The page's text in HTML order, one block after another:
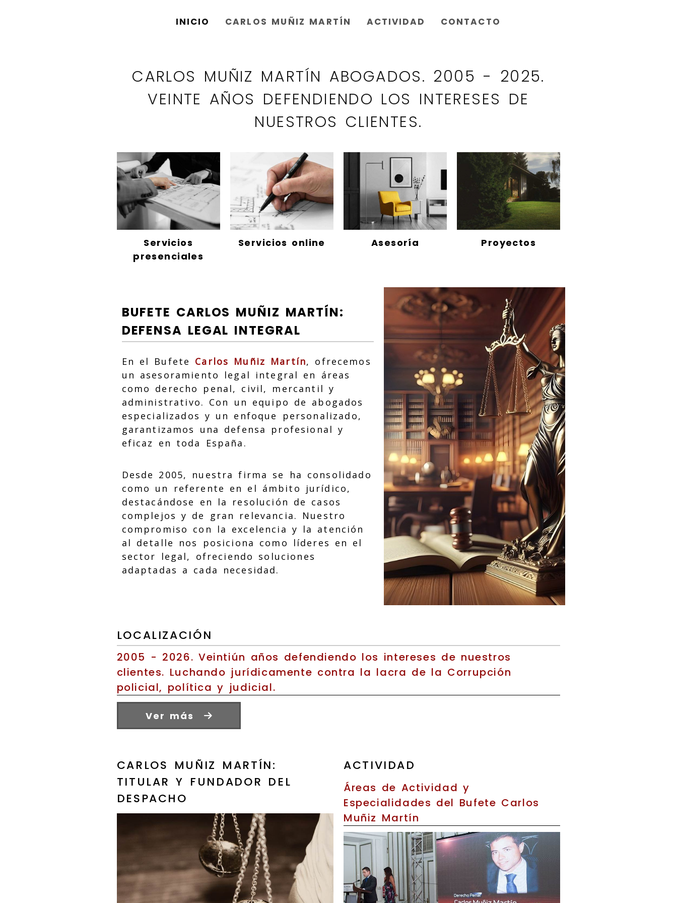
INICIO CARLOS MUÑIZ MARTÍN ACTIVIDAD CONTACTO
CARLOS MUÑIZ MARTÍN ABOGADOS. 2005 - 2025.
VEINTE AÑOS DEFENDIENDO LOS INTERESES DE
NUESTROS CLIENTES.
Servicios
presenciales
Servicios online Asesoría Proyectos
BUFETE CARLOS MUÑIZ MARTÍN:
DEFENSA LEGAL INTEGRAL
En el Bufete Carlos Muñiz Martín, ofrecemos
un asesoramiento legal integral en áreas
como derecho penal, civil, mercantil y
administrativo. Con un equipo de abogados
especializados y un enfoque personalizado,
garantizamos una defensa profesional y
eficaz en toda España.
Desde 2005, nuestra firma se ha consolidado
como un referente en el ámbito jurídico,
destacándose en la resolución de casos
complejos y de gran relevancia. Nuestro
compromiso con la excelencia y la atención
al detalle nos posiciona como líderes en el
sector legal, ofreciendo soluciones
adaptadas a cada necesidad.
LOCALIZACIÓN
2005 - 2026. Veintiún años defendiendo los intereses de nuestros
clientes. Luchando jurídicamente contra la lacra de la Corrupción
policial, política y judicial.
Ver más
CARLOS MUÑIZ MARTÍN:
TITULAR Y FUNDADOR DEL
DESPACHO
ACTIVIDAD
Áreas de Actividad y
Especialidades del Bufete Carlos
Muñiz Martín